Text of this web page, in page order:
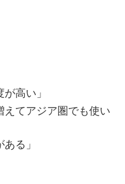
高い」
えてアジア圏でも使い
る」